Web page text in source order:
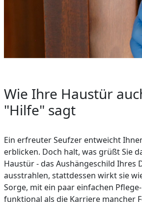
Wie Ihre Haustür
"Hilfe" sagt
Ein erfreuter Seufzer entweicht
erblicken. Doch halt, was grüßt Sie
Haustür - das Aushängeschild
ausstrahlen, stattdessen wirkt sie
Sorge, mit ein paar einfachen
funktional als die Karriere mancher